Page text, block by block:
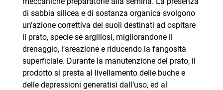
di sabbia silicea e di sostanza organica svolgono
un’azione correttiva dei suoli destinati ad ospitare
il prato, specie se argillosi, migliorandone il
drenaggio, l’areazione e riducendo la fangosità
superficiale. Durante la manutenzione del prato, il
prodotto si presta al livellamento delle buche e
delle depressioni generatisi dall’uso, ed al